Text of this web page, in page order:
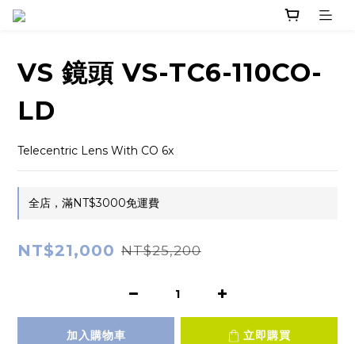
VS 鏡頭 VS-TC6-110CO-
LD
Telecentric Lens With CO 6x
全店，滿NT$3000免運費
NT$21,000 NT$25,200
加入購物車 立即購買